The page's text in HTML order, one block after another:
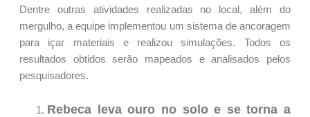
Dentre outras atividades realizadas no local, além do
mergulho, a equipe implementou um sistema de ancoragem
para içar materiais e realizou simulações. Todos os
resultados obtidos serão mapeados e analisados pelos
pesquisadores.
Rebeca leva ouro no solo e se torna a